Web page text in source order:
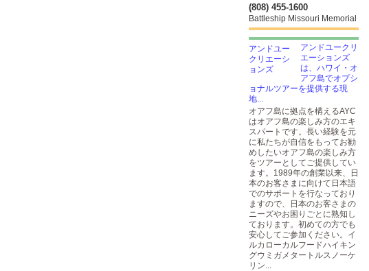
(808) 455-1600
Battleship Missouri Memorial
アンドユークリ
エーションズ
は、ハワイ・オ
アフ島でオプシ
ョナルツアーを提供する現
地...
オアフ島に拠点を構えるAYC
はオアフ島の楽しみ方のエキ
スパートです。長い経験を元
に私たちが自信をもってお勧
めしたいオアフ島の楽しみ方
をツアーとしてご提供してい
ます。1989年の創業以来、日
本のお客さまに向けて日本語
でのサポートを行なっており
ますので、日本のお客さまの
ニーズやお困りごとに熟知し
ております。初めての方でも
安心してご参加ください。イ
ルカローカルフードハイキン
グウミガメタートルスノーケ
リン...